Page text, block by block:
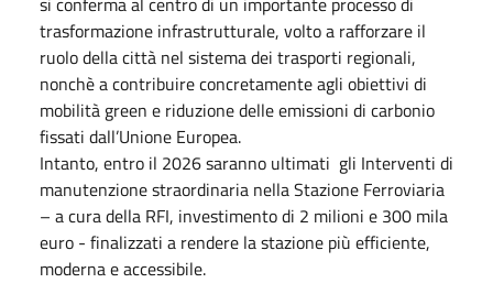
trasformazione infrastrutturale, volto a rafforzare il
ruolo della città nel sistema dei trasporti regionali,
nonchè a contribuire concretamente agli obiettivi di
mobilità green e riduzione delle emissioni di carbonio
fissati dall’Unione Europea.
Intanto, entro il 2026 saranno ultimati gli Interventi di
manutenzione straordinaria nella Stazione Ferroviaria
– a cura della RFI, investimento di 2 milioni e 300 mila
euro - finalizzati a rendere la stazione più efficiente,
moderna e accessibile.